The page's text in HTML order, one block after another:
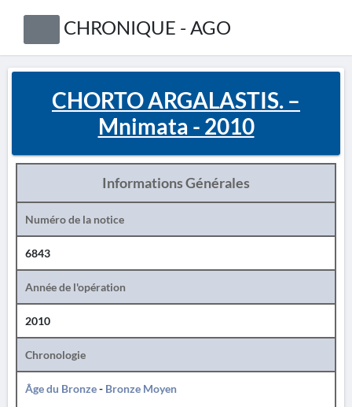
CHRONIQUE - AGO
CHORTO ARGALASTIS. –
Mnimata - 2010
Informations Générales
Numéro de la notice
6843
Année de l'opération
2010
Chronologie
Âge du Bronze- Bronze Moyen